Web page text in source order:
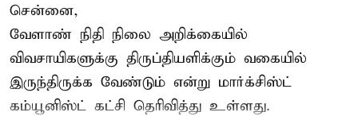
சென்னை,
வேளாண் நிதி நிலை அறிக்கையில்
விவசாயிகளுக்கு திருப்தியளிக்கும் வகையில்
இருந்திருக்க வேண்டும் என்று மார்க்சிஸ்ட்
கம்யூனிஸ்ட் கட்சி தெரிவித்து உள்ளது.